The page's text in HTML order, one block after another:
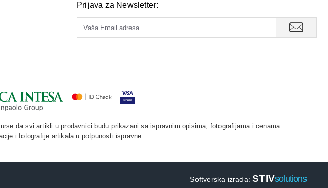
Prijava za Newsletter:
da svi artikli u prodavnici budu prikazani sa ispravnim opisima, fotografijama i cenama.
i fotografije artikala u potpunosti ispravne.
Softverska izrada:STIVsolutions